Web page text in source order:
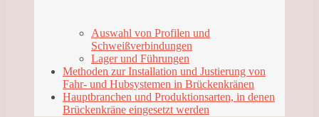
Auswahl von Profilen und
Schweißverbindungen
Lager und Führungen
Methoden zur Installation und Justierung von
Fahr- und Hubsystemen in Brückenkränen
Hauptbranchen und Produktionsarten, in denen
Brückenkräne eingesetzt werden